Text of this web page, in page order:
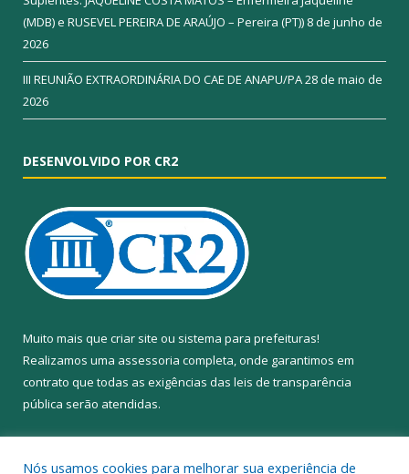
(MDB) e RUSEVEL PEREIRA DE ARAÚJO – Pereira (PT)) 8 de junho de
2026
III REUNIÃO EXTRAORDINÁRIA DO CAE DE ANAPU/PA28 de maio de
2026
DESENVOLVIDO POR CR2
Muito mais que criar site ou sistema para prefeituras!
Realizamos uma assessoria completa, onde garantimos em
contrato que todas as exigências das leis de transparência
pública serão atendidas.
Nós usamos cookies para melhorar sua experiência de